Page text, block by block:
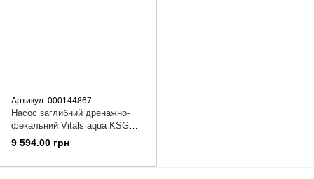
Артикул: 000144867
Насос заглибний дренажно-
фекальний Vitals aqua KSG
1722f PRO
9 594.00 грн